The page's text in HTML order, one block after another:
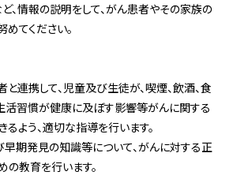
、情報の説明をして、がん患者やその家族の
てください。
連携して、児童及び生徒が、喫煙、飲酒、食
活習慣が健康に及ぼす影響等がんに関する
よう、適切な指導を行います。
早期発見の知識等について、がんに対する正
の教育を行います。